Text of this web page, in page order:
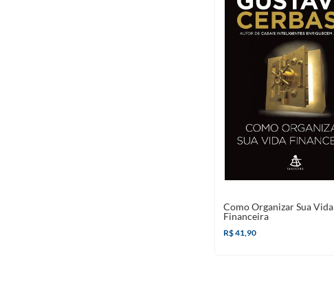
Como Organizar Sua Vida
Financeira
R$ 41,90